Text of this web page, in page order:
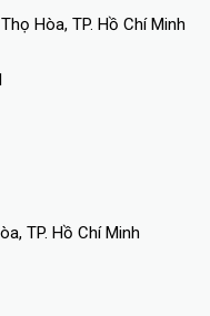
Hòa, TP. Hồ Chí Minh
TP. Hồ Chí Minh